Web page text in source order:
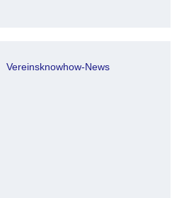
Vereinsknowhow-News